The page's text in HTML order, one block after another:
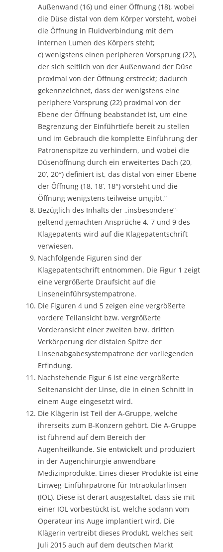
Außenwand (16) und einer Öffnung (18), wobei
die Düse distal von dem Körper vorsteht, wobei
die Öffnung in Fluidverbindung mit dem
internen Lumen des Körpers steht;
c) wenigstens einen peripheren Vorsprung (22),
der sich seitlich von der Außenwand der Düse
proximal von der Öffnung erstreckt; dadurch
gekennzeichnet, dass der wenigstens eine
periphere Vorsprung (22) proximal von der
Ebene der Öffnung beabstandet ist, um eine
Begrenzung der Einführtiefe bereit zu stellen
und im Gebrauch die komplette Einführung der
Patronenspitze zu verhindern, und wobei die
Düsenöffnung durch ein erweitertes Dach (20,
20’, 20″) definiert ist, das distal von einer Ebene
der Öffnung (18, 18’, 18″) vorsteht und die
Öffnung wenigstens teilweise umgibt.“
Bezüglich des Inhalts der „insbesondere“-
geltend gemachten Ansprüche 4, 7 und 9 des
Klagepatents wird auf die Klagepatentschrift
verwiesen.
Nachfolgende Figuren sind der
Klagepatentschrift entnommen. Die Figur 1 zeigt
eine vergrößerte Draufsicht auf die
Linseneinführsystempatrone.
Die Figuren 4 und 5 zeigen eine vergrößerte
vordere Teilansicht bzw. vergrößerte
Vorderansicht einer zweiten bzw. dritten
Verkörperung der distalen Spitze der
Linsenabgabesystempatrone der vorliegenden
Erfindung.
Nachstehende Figur 6 ist eine vergrößerte
Seitenansicht der Linse, die in einen Schnitt in
einem Auge eingesetzt wird.
Die Klägerin ist Teil der A-Gruppe, welche
ihrerseits zum B-Konzern gehört. Die A-Gruppe
ist führend auf dem Bereich der
Augenheilkunde. Sie entwickelt und produziert
in der Augenchirurgie anwendbare
Medizinprodukte. Eines dieser Produkte ist eine
Einweg-Einführpatrone für Intraokularlinsen
(IOL). Diese ist derart ausgestaltet, dass sie mit
einer IOL vorbestückt ist, welche sodann vom
Operateur ins Auge implantiert wird. Die
Klägerin vertreibt dieses Produkt, welches seit
Juli 2015 auch auf dem deutschen Markt